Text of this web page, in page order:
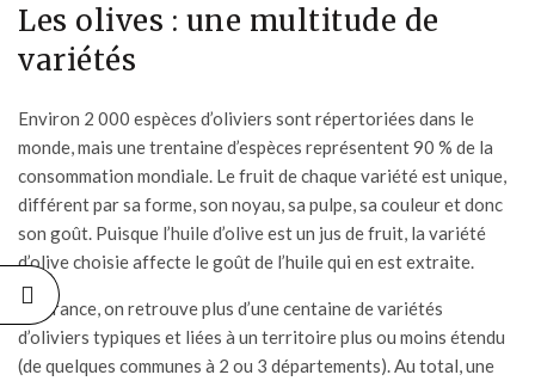
Les olives : une multitude de
variétés
Environ 2 000 espèces d’oliviers sont répertoriées dans le
monde, mais une trentaine d’espèces représentent 90 % de la
consommation mondiale. Le fruit de chaque variété est unique,
différent par sa forme, son noyau, sa pulpe, sa couleur et donc
son goût. Puisque l’huile d’oliveest un jus de fruit, la variété
d’olive choisie affecte le goût de l’huile qui en est extraite.
En France, on retrouve plus d’une centaine de variétés
d’oliviers typiques et liées à un territoire plus ou moins étendu
(de quelques communes à 2 ou 3 départements). Au total, une